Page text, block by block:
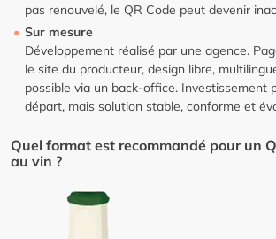
pas renouvelé, le QR Code peut devenir
Sur mesure
Développement réalisé par une agence.
le site du producteur, design libre,
possible via un back-office. Investissement
départ, mais solution stable, conforme et
Quel format est recommandé pour un
au vin ?